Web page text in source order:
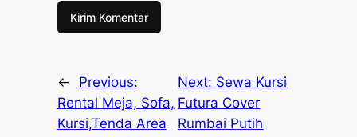
←
Previous:
Rental Meja, Sofa,
Kursi,Tenda Area
Next: Sewa Kursi
Futura Cover
Rumbai Putih